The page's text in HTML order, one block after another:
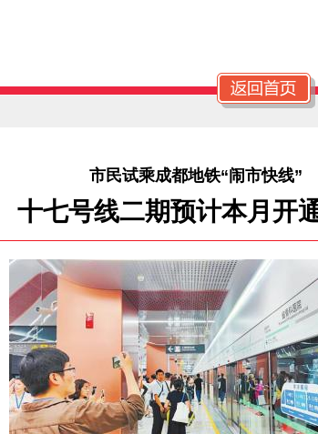
市民试乘成都地铁“闹市快线”
十七号线二期预计本月开